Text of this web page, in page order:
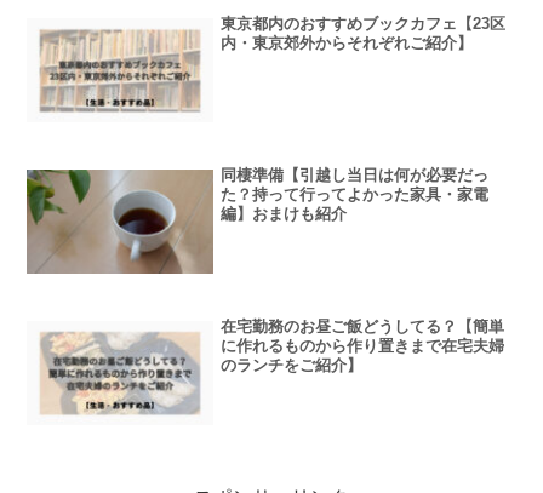
東京都内のおすすめブックカフェ【23区
内・東京郊外からそれぞれご紹介】
同棲準備【引越し当日は何が必要だっ
た？持って行ってよかった家具・家電
編】おまけも紹介
在宅勤務のお昼ご飯どうしてる？【簡単
に作れるものから作り置きまで在宅夫婦
のランチをご紹介】